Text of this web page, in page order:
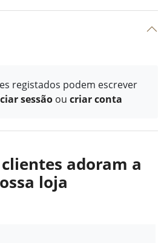
registados podem escrever
sessão ou criar conta
adoram a
loja